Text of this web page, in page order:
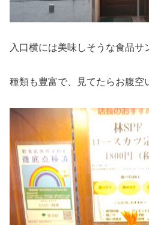
入口横には美味しそうな食品サ
種類も豊富で、見てたらお腹空